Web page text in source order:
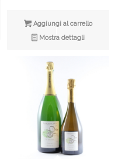
Aggiungi al carrello
Mostra dettagli